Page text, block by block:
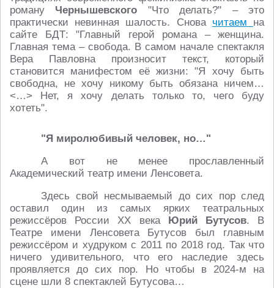
роману Чернышевского "Что делать?" – это
практически невинная шалость. Снова читаем на
сайте БДТ: "Главный герой романа – женщина.
Главная тема – свобода. В самом начале спектакля
Вера Павловна произносит текст, который
становится манифестом её жизни: "Я хочу быть
свободна, не хочу никому быть обязана ничем…
<…> Нет, я хочу делать только то, чего буду
хотеть".
"Я миролюбивый человек, но…"
А вот не менее прославленный
Академический театр имени Ленсовета.
Здесь свой несмываемый до сих пор след
оставил один из самых ярких театральных
режиссёров России XX века Юрий Бутусов. В
Театре имени Ленсовета Бутусов был главным
режиссёром и худруком с 2011 по 2018 год. Так что
ничего удивительного, что его наследие здесь
проявляется до сих пор. Но чтобы в 2024-м на
сцене шли 8 спектаклей Бутусова…